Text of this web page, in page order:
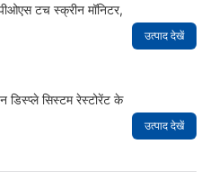
टच स्क्रीन मॉनिटर,
उत्पाद देखें
सिस्टम रेस्टोरेंट के
उत्पाद देखें